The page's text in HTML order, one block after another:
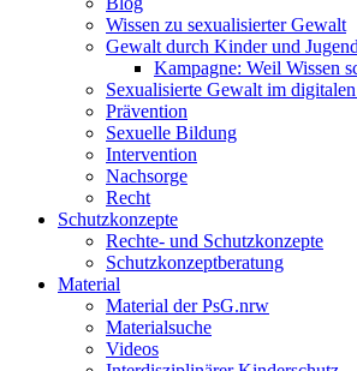
Wissen zu sexualisierter Gewalt
Gewalt durch Kinder und
Kampagne: Weil Wissen
Sexualisierte Gewalt im
Prävention
Sexuelle Bildung
Intervention
Nachsorge
Recht
Schutzkonzepte
Rechte- und Schutzkonzepte
Schutzkonzeptberatung
Material
Material der PsG.nrw
Materialsuche
Videos